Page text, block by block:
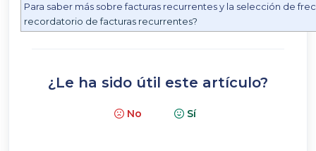
Para saber más sobre facturas recurrentes y la selección de
recordatorio de facturas recurrentes?
¿Le ha sido útil este artículo?
No Sí